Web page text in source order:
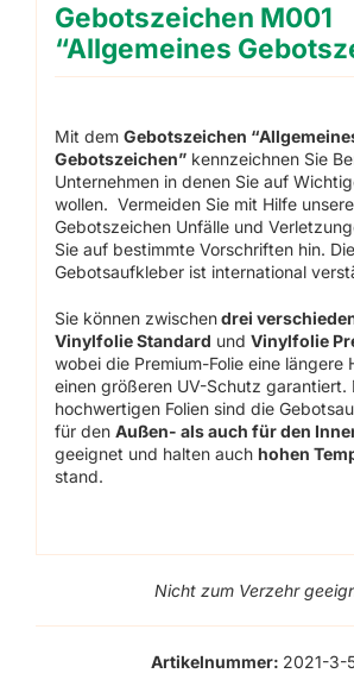
Gebotszeichen M001
“Allgemeines
Mit demGebotszeichen
Gebotszeichen” kennzeichnen Sie
Unternehmen in denen Sie auf
wollen. Vermeiden Sie mit Hilfe
Gebotszeichen Unfälle und
Sie auf bestimmte Vorschriften hin.
Gebotsaufkleber ist international
Sie können zwischendrei
Vinylfolie Standard undVinylfolie
wobei die Premium-Folie eine längere
einen größeren UV-Schutz garantiert.
hochwertigen Folien sind die
für denAußen- als auch für den
geeignet und halten auch hohen
stand.
Nicht zum Verzehr
Artikelnummer: 2021-3-